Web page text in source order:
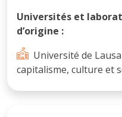
Universités et
d’origine :
Université de
capitalisme, culture et